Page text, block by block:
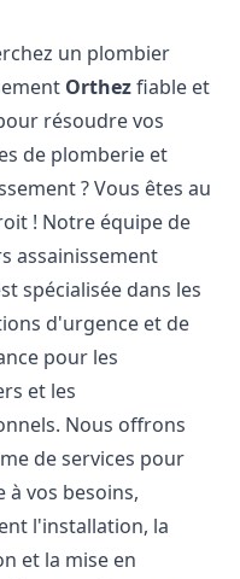
un plombier
Orthezfiable et
résoudre vos
de plomberie et
? Vous êtes au
! Notre équipe de
assainissement
spécialisée dans les
d'urgence et de
pour les
et les
Nous offrons
de services pour
à vos besoins,
l'installation, la
et la mise en